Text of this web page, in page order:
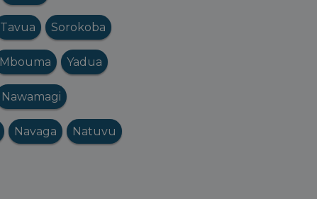
Tavua Sorokoba
Mbouma Yadua
Nawamagi
Navaga Natuvu